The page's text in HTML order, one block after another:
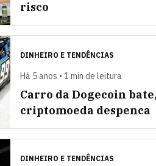
risco
DINHEIRO E TENDÊNCIAS
Há 5 anos • 1 min de leitura
Carro da Dogecoin
criptomoeda despenca
DINHEIRO E TENDÊNCIAS